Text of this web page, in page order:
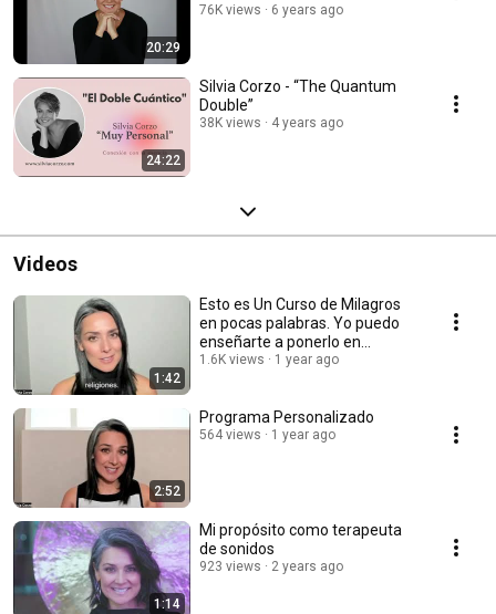
20:29
76K views 6 years ago
24:22
Silvia Corzo - “The Quantum
Double”
38K views 4 years ago
Videos
1:42
Esto es Un Curso de Milagros
en pocas palabras. Yo puedo
enseñarte a ponerlo en
práctica.
1.6K views 1 year ago
2:52
Programa Personalizado
564 views 1 year ago
1:14
Mi propósito como terapeuta
de sonidos
923 views 2 years ago